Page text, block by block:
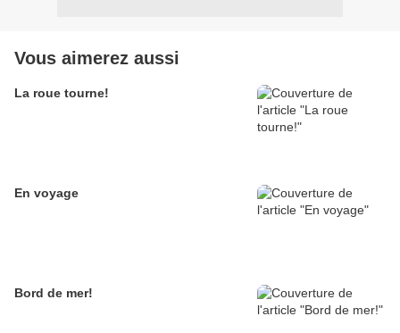
Vous aimerez aussi
La roue tourne!
En voyage
Bord de mer!